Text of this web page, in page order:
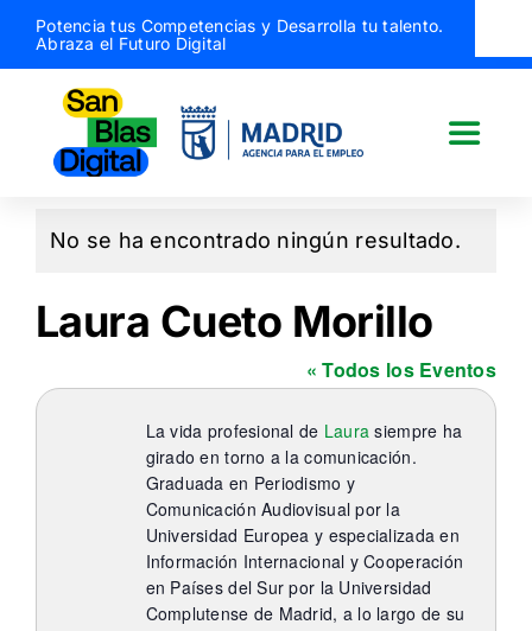
Saltar
contenido
Potencia tus Competencias y Desarrolla tu talento.
Abraza el Futuro Digital
Toggle
Actividades
Aviso
No se ha encontrado ningún resultado.
Laura Cueto Morillo
« Todos los Eventos
La vida profesional de Laura siempre ha
girado en torno a la comunicación.
Graduada en Periodismo y
Comunicación Audiovisual por la
Universidad Europea y especializada en
Información Internacional y Cooperación
en Países del Sur por la Universidad
Complutense de Madrid, a lo largo de su